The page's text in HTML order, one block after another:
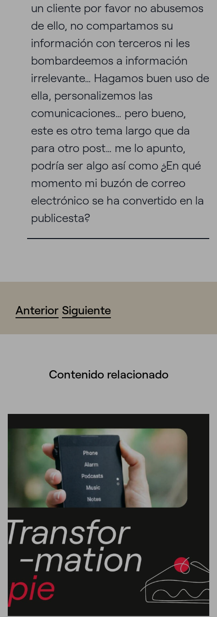
un cliente por favor no abusemos
de ello, no compartamos su
información con terceros ni les
bombardeemos a información
irrelevante… Hagamos buen uso de
ella, personalizemos las
comunicaciones… pero bueno,
este es otro tema largo que da
para otro post… me lo apunto,
podría ser algo así como ¿En qué
momento mi buzón de correo
electrónico se ha convertido en la
publicesta?
Anterior Siguiente
Contenido relacionado